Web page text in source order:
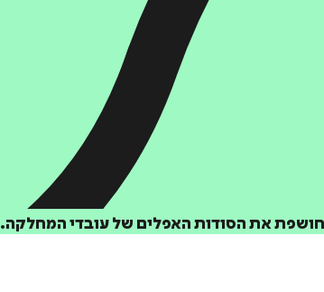
את הסודות האפלים של עובדי המחלקה.